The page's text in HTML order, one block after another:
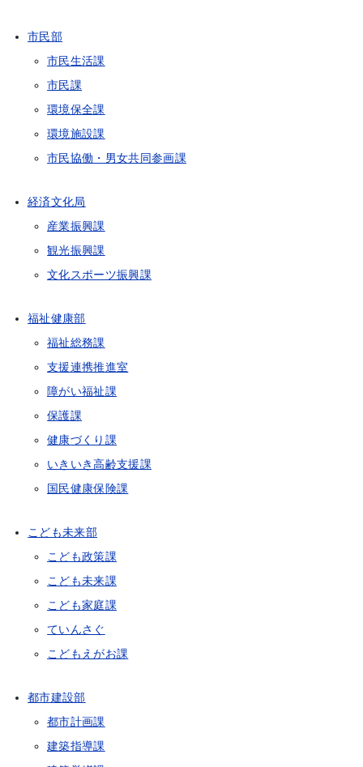
市民部
市民生活課
市民課
環境保全課
環境施設課
市民協働・男女共同参画課
経済文化局
産業振興課
観光振興課
文化スポーツ振興課
福祉健康部
福祉総務課
支援連携推進室
障がい福祉課
保護課
健康づくり課
いきいき高齢支援課
国民健康保険課
こども未来部
こども政策課
こども未来課
こども家庭課
ていんさぐ
こどもえがお課
都市建設部
都市計画課
建築指導課